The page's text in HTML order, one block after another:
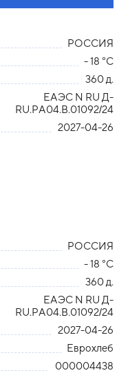
РОССИЯ
- 18 °С
360 д.
ЕАЭС N RU Д-
RU.РА04.В.01092/24
2027-04-26
РОССИЯ
- 18 °С
360 д.
ЕАЭС N RU Д-
RU.РА04.В.01092/24
2027-04-26
Еврохлеб
000004438